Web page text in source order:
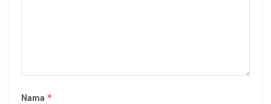
Nama *